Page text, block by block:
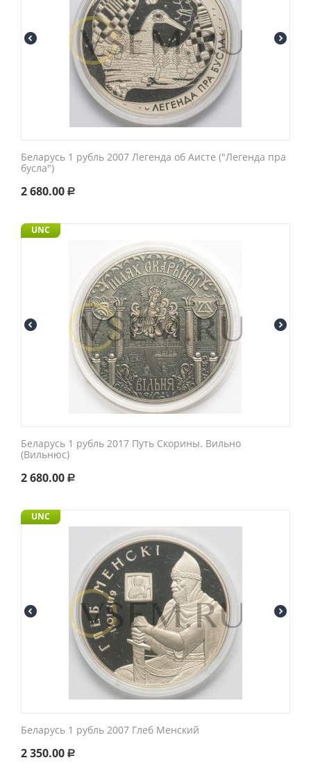
Беларусь 1 рубль 2007 Легенда об Аисте ("Легенда пра
бусла")
2 680.00 Р
UNC
Беларусь 1 рубль 2017 Путь Скорины. Вильно
(Вильнюс)
2 680.00 Р
UNC
Беларусь 1 рубль 2007 Глеб Менский
2 350.00 Р